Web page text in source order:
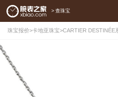
> 查珠宝
珠宝报价>卡地亚珠宝>CARTIER DESTINÉE